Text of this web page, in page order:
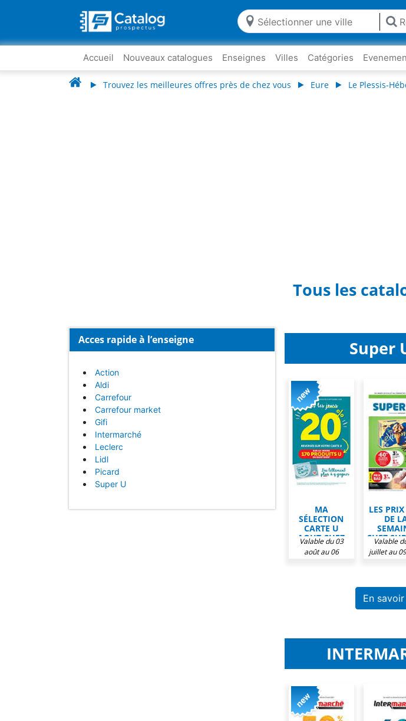
Accueil Nouveaux catalogues Enseignes Villes Catégories
Trouvez les meilleures offres près de chez vous Eure Le Plessis-
Acces rapide à l’enseigne
Action
Aldi
Carrefour
Carrefour market
Gifi
Intermarché
Leclerc
Lidl
Picard
Super U
Tous les
Super
MA
SÉLECTION
CARTE U
AOUT CHEZ
SUPER U
Valable du 03
août au 06
LES
DE
CHEZ
Valable
juillet au
En